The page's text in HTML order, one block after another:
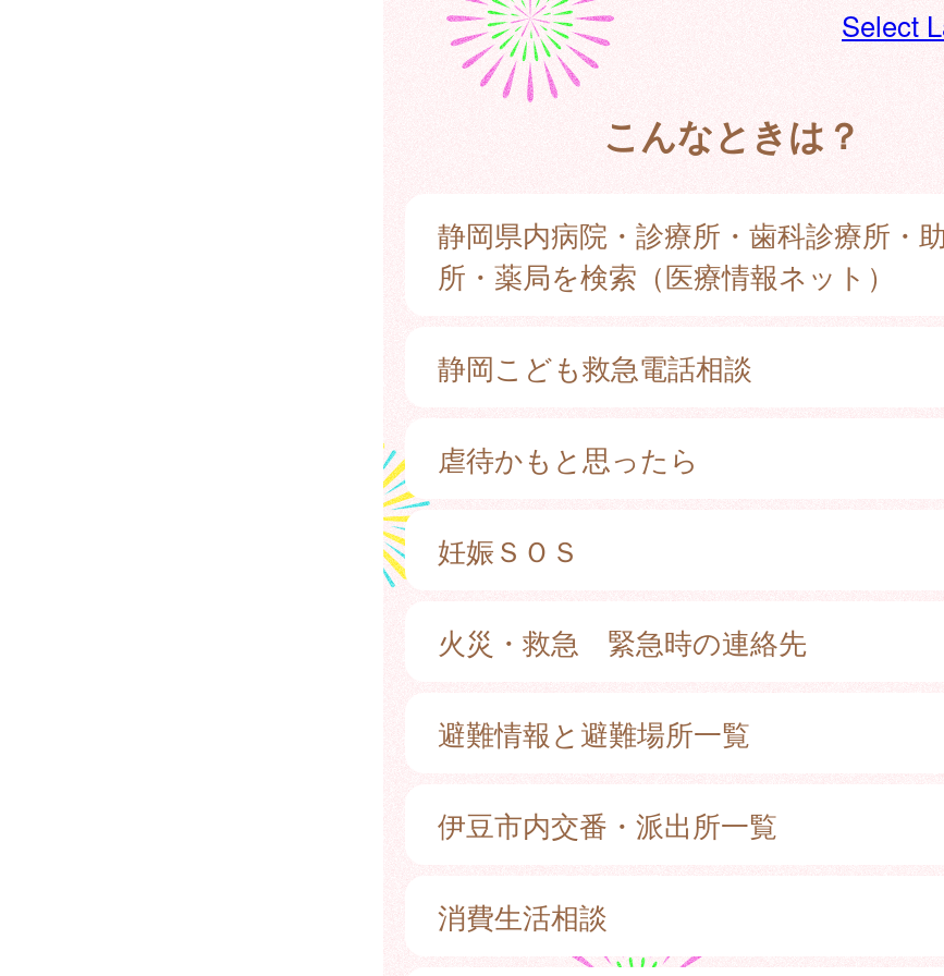
Select
こんなときは？
静岡県内病院・診療所・歯科診療所・
所・薬局を検索（医療情報ネット）
静岡こども救急電話相談
虐待かもと思ったら
妊娠ＳＯＳ
火災・救急 緊急時の連絡先
避難情報と避難場所一覧
伊豆市内交番・派出所一覧
消費生活相談